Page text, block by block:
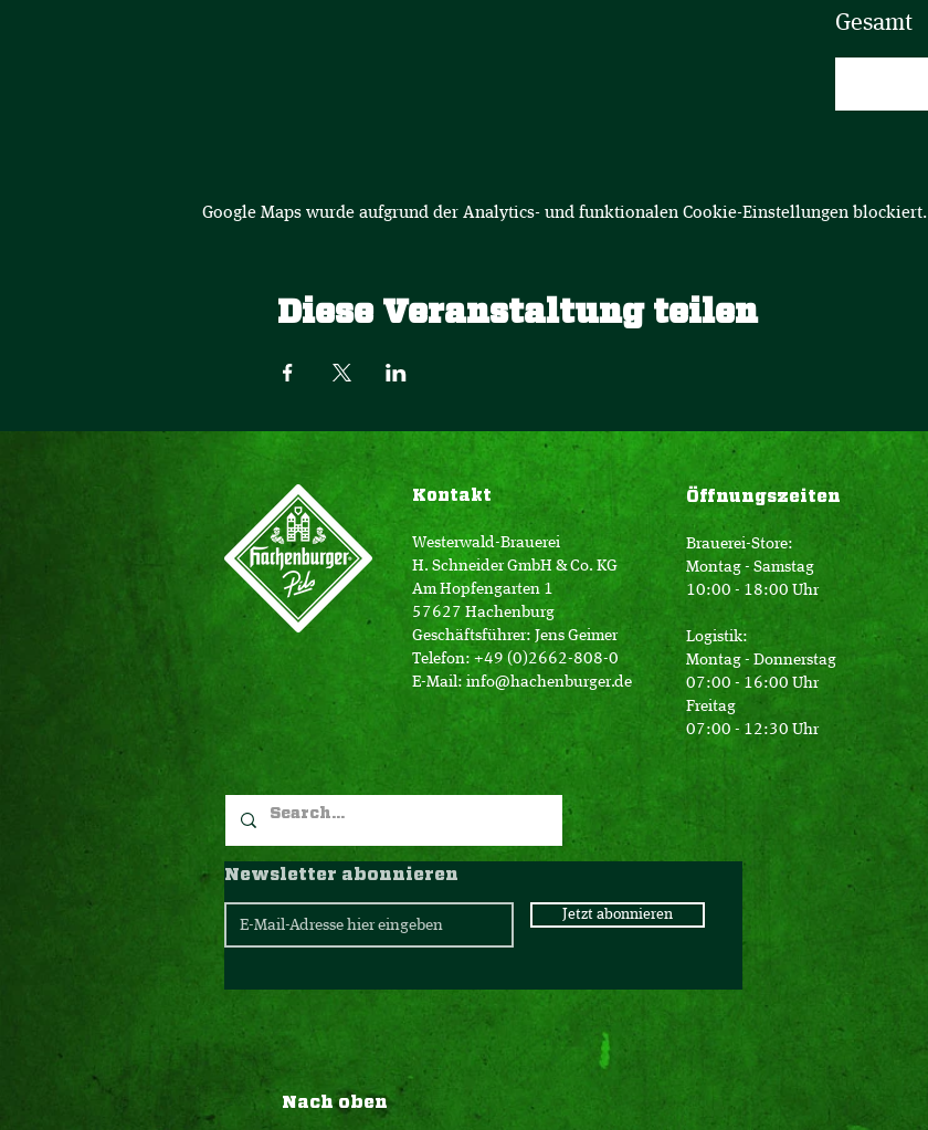
Gesamt
Google Maps wurde aufgrund der Analytics- und funktionalen Cookie-Einstellungen blockiert.
Diese Veranstaltung teilen
Kontakt
Westerwald-Brauerei
H. Schneider GmbH & Co. KG
Am Hopfengarten 1
57627 Hachenburg
Geschäftsführer: Jens Geimer
Telefon: +49 (0)2662-808-0
E-Mail:info@hachenburger.de
Öffnungszeiten
Brauerei-Store:
Montag - Samstag
10:00 - 18:00 Uhr
Logistik:
Montag - Donnerstag
07:00 - 16:00 Uhr
Freitag
07:00 - 12:30 Uhr
Newsletter abonnieren
Jetzt abonnieren
Nach oben